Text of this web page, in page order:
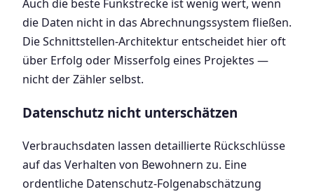
Auch die beste Funkstrecke ist wenig wert, wenn
die Daten nicht in das Abrechnungssystem fließen.
Die Schnittstellen-Architektur entscheidet hier oft
über Erfolg oder Misserfolg eines Projektes —
nicht der Zähler selbst.
Datenschutz nicht unterschätzen
Verbrauchsdaten lassen detaillierte Rückschlüsse
auf das Verhalten von Bewohnern zu. Eine
ordentliche Datenschutz-Folgenabschätzung